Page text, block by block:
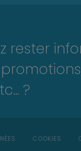
rester
?
COOKIES